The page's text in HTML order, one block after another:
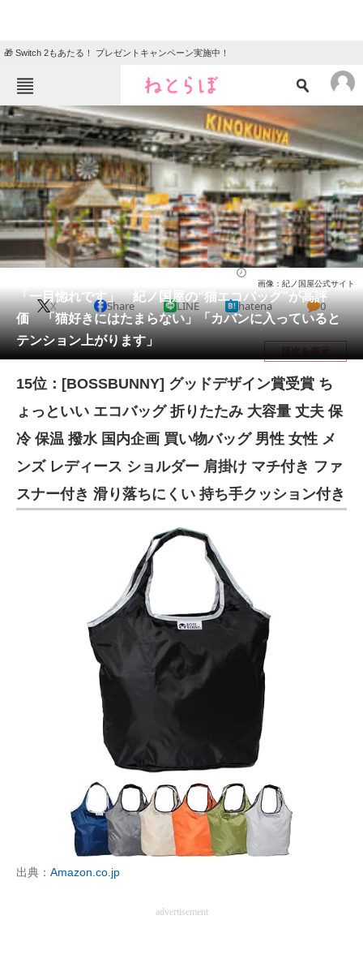
🎁 Switch 2もあたる！ プレゼントキャンペーン実施中！
ねとらぼメニュー
TOP ニュース
エンタメ クイズ
グルメ 地域
住まい 教育・育児
動物 リサーチ
会員記事
メディア
注目記事を集めた総合ページ
スマホと通信の最新トレンド
進化するPCとデバイスの未来
好きが集まる 比べて選べる
ビジネスと働き方のヒント
AI活用のいまが分かる
企業ITのトレンドを詳説
経営リーダーのコミュニティ
マーケ×ITの今がよく分かる
ITエンジニア向け専門サイト
企業向けIT製品の総合サイト
IT製品の技術・比較・事例
製造業のIT導入・活用を支援
モノづくり技術者専門サイト
「一目惚れです」 紀ノ国屋の“猫エコバッグ”が高評
価 「猫好きにはたまらない」「カバンに入っていると
テンション上がります」
画像：紀ノ国屋公式サイト
X Share LINE hatena 0
目次を表示
15位：[BOSSBUNNY] グッドデザイン賞受賞 ち
ょっといい エコバッグ 折りたたみ 大容量 丈夫 保
冷 保温 撥水 国内企画 買い物バッグ 男性 女性 メ
ンズ レディース ショルダー 肩掛け マチ付き ファ
スナー付き 滑り落ちにくい 持ち手クッション付き
出典： Amazon.co.jp
advertisement